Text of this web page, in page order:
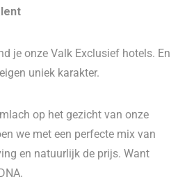
je onze Valk Exclusief hotels. En
uniek karakter.
op het gezicht van onze
we met een perfecte mix van
en natuurlijk de prijs. Want